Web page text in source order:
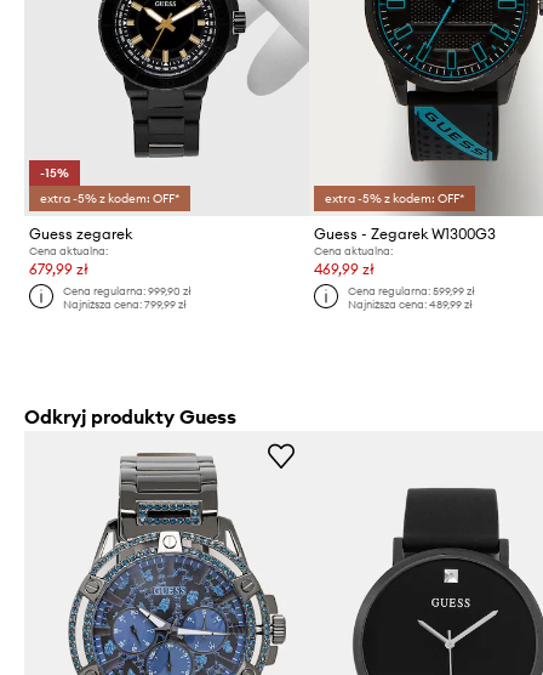
-15%
extra -5% z kodem: OFF*
Guess zegarek
Cena aktualna:
679,99 zł
Cena regularna:999,90 zł
Najniższa cena:799,99 zł
extra -5% z kodem: OFF*
Guess - Zegarek W1300G3
Cena aktualna:
469,99 zł
Cena regularna: 599,99 zł
Najniższa cena: 489,99 zł
Odkryj produkty Guess